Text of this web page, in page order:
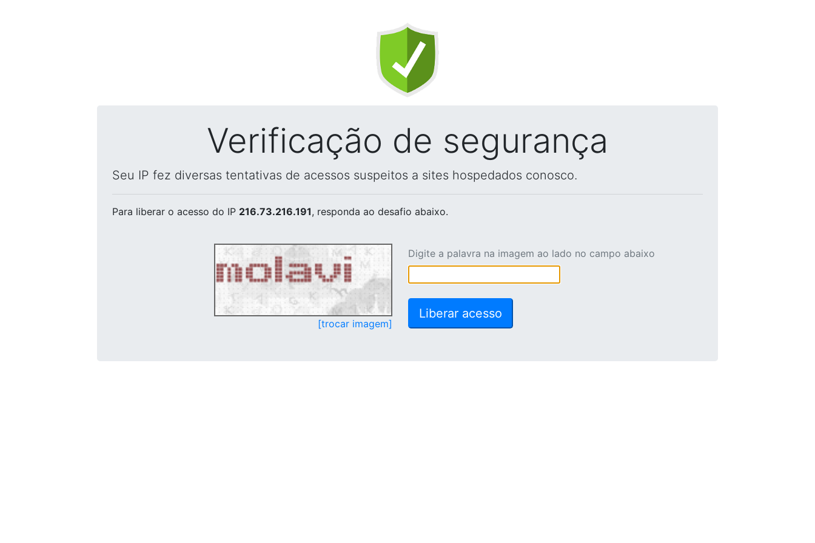
Verificação de segurança
Seu IP fez diversas tentativas de acessos suspeitos a sites hospedados conosco.
Para liberar o acesso do IP 216.73.216.191, responda ao desafio abaixo.
[trocar imagem]
Digite a palavra na imagem ao lado no campo abaixo